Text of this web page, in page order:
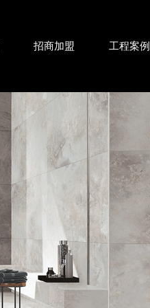
招商加盟 工程案例